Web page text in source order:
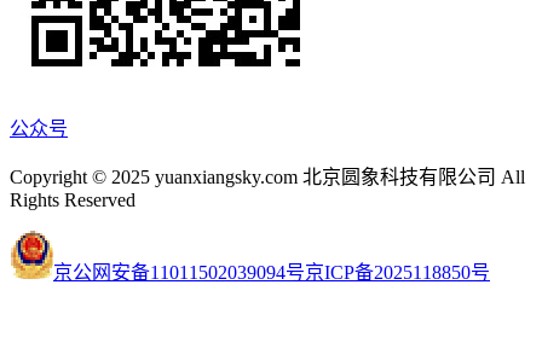
公众号
Copyright © 2025 yuanxiangsky.com 北京圆象科技有限公司 All
Rights Reserved
京公网安备11011502039094号京ICP备2025118850号